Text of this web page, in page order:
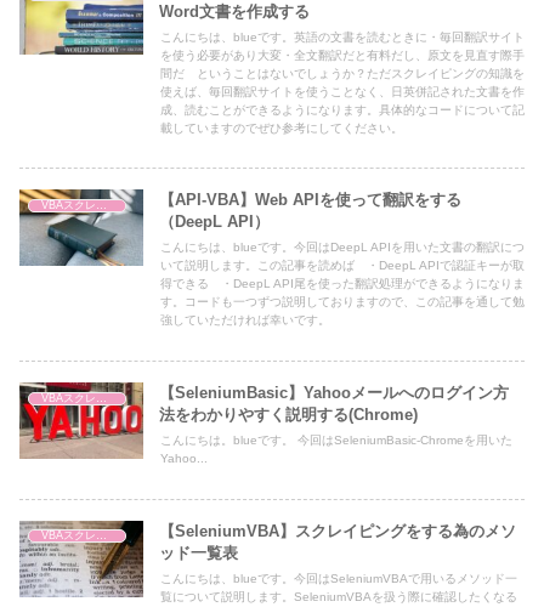
Word文書を作成する
こんにちは、blueです。英語の文書を読むときに・毎回翻訳サイト
を使う必要があり大変・全文翻訳だと有料だし、原文を見直す際手
間だ ということはないでしょうか？ただスクレイピングの知識を
使えば、毎回翻訳サイトを使うことなく、日英併記された文書を作
成、読むことができるようになります。具体的なコードについて記
載していますのでぜひ参考にしてください。
【API-VBA】Web APIを使って翻訳をする
（DeepL API）
こんにちは、blueです。今回はDeepL APIを用いた文書の翻訳につ
いて説明します。この記事を読めば ・DeepL APIで認証キーが取
得できる ・DeepL API尾を使った翻訳処理ができるようになりま
す。コードも一つずつ説明しておりますので、この記事を通して勉
強していただければ幸いです。
【SeleniumBasic】Yahooメールへのログイン方
法をわかりやすく説明する(Chrome)
こんにちは。blueです。 今回はSeleniumBasic-Chromeを用いた
Yahoo...
VBAスクレイピング
【SeleniumVBA】スクレイピングをする為のメソ
ッド一覧表
こんにちは、blueです。今回はSeleniumVBAで用いるメソッド一
覧について説明します。SeleniumVBAを扱う際に確認したくなる